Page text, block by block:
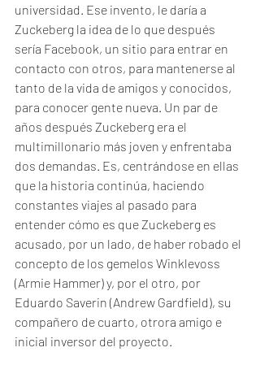
universidad. Ese invento, le daría a
Zuckeberg la idea de lo que después
sería Facebook, un sitio para entrar en
contacto con otros, para mantenerse al
tanto de la vida de amigos y conocidos,
para conocer gente nueva. Un par de
años después Zuckeberg era el
multimillonario más joven y enfrentaba
dos demandas. Es, centrándose en ellas
que la historia continúa, haciendo
constantes viajes al pasado para
entender cómo es que Zuckeberg es
acusado, por un lado, de haber robado el
concepto de los gemelos Winklevoss
(Armie Hammer) y, por el otro, por
Eduardo Saverin (Andrew Gardfield), su
compañero de cuarto, otrora amigo e
inicial inversor del proyecto.